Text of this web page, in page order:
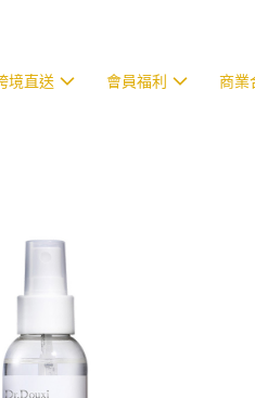
境直送 會員福利 商業